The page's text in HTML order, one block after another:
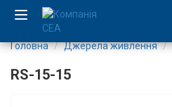
Головна Джерела живлення
RS-15-15